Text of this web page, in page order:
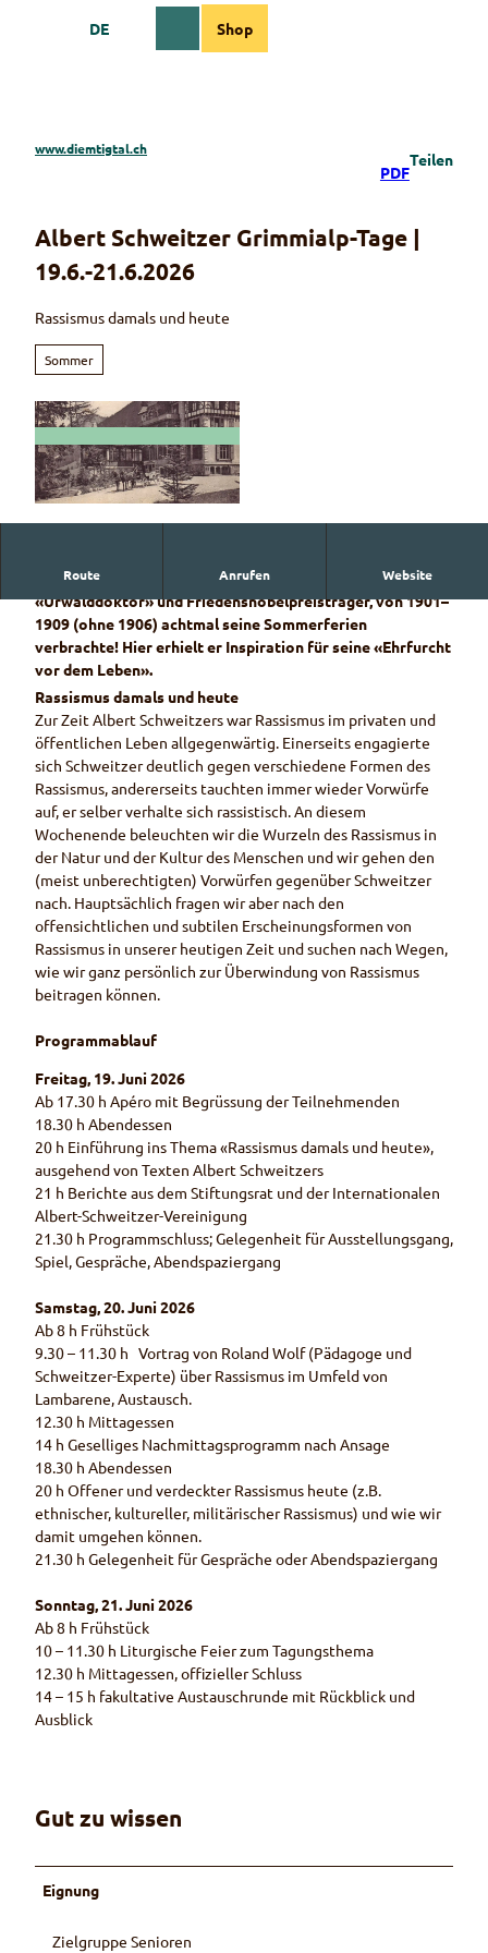
Informationen
DE Shop
www.diemtigtal.ch
PDF
Teilen
Albert Schweitzer Grimmialp-Tage |
19.6.-21.6.2026
Rassismus damals und heute
Sommer
Route Anrufen Website
Auf zur Grimmialp, wo Albert Schweitzer (1875–1965),
«Urwalddoktor» und Friedensnobelpreisträger, von 1901–
1909 (ohne 1906) achtmal seine Sommerferien
verbrachte! Hier erhielt er Inspiration für seine «Ehrfurcht
vor dem Leben».
Rassismus damals und heute
Zur Zeit Albert Schweitzers war Rassismus im privaten und
öffentlichen Leben allgegenwärtig. Einerseits engagierte
sich Schweitzer deutlich gegen verschiedene Formen des
Rassismus, andererseits tauchten immer wieder Vorwürfe
auf, er selber verhalte sich rassistisch. An diesem
Wochenende beleuchten wir die Wurzeln des Rassismus in
der Natur und der Kultur des Menschen und wir gehen den
(meist unberechtigten) Vorwürfen gegenüber Schweitzer
nach. Hauptsächlich fragen wir aber nach den
offensichtlichen und subtilen Erscheinungsformen von
Rassismus in unserer heutigen Zeit und suchen nach Wegen,
wie wir ganz persönlich zur Überwindung von Rassismus
beitragen können.
Programmablauf
Freitag, 19. Juni 2026
Ab 17.30 h Apéro mit Begrüssung der Teilnehmenden
18.30 h Abendessen
20 h Einführung ins Thema «Rassismus damals und heute»,
ausgehend von Texten Albert Schweitzers
21 h Berichte aus dem Stiftungsrat und der Internationalen
Albert-Schweitzer-Vereinigung
21.30 h Programmschluss; Gelegenheit für Ausstellungsgang,
Spiel, Gespräche, Abendspaziergang
Samstag, 20. Juni 2026
Ab 8 h Frühstück
9.30 – 11.30 h Vortrag von Roland Wolf (Pädagoge und
Schweitzer-Experte) über Rassismus im Umfeld von
Lambarene, Austausch.
12.30 h Mittagessen
14 h Geselliges Nachmittagsprogramm nach Ansage
18.30 h Abendessen
20 h Offener und verdeckter Rassismus heute (z.B.
ethnischer, kultureller, militärischer Rassismus) und wie wir
damit umgehen können.
21.30 h Gelegenheit für Gespräche oder Abendspaziergang
Sonntag, 21. Juni 2026
Ab 8 h Frühstück
10 – 11.30 h Liturgische Feier zum Tagungsthema
12.30 h Mittagessen, offizieller Schluss
14 – 15 h fakultative Austauschrunde mit Rückblick und
Ausblick
Gut zu wissen
Eignung
Zielgruppe Senioren